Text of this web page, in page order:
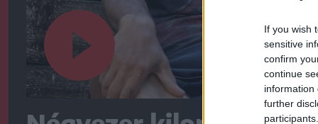
If you wish
sensitive
confirm
continue
information
further